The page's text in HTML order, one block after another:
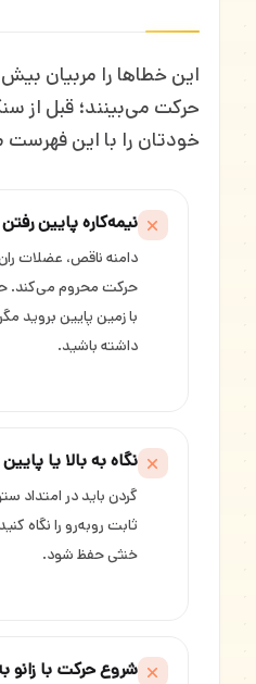
این خطاها را مربیان
حرکت می‌بینند؛ قبل از
خودتان را با این فهرست
نیمه‌کاره پایین رفتن
دامنه ناقص، عضلات
حرکت محروم می‌کند.
با زمین پایین بروید
داشته باشید.
نگاه به بالا یا
گردن باید در امتداد
ثابت روبه‌رو را نگاه
خنثی حفظ شود.
شروع حرکت با زانو